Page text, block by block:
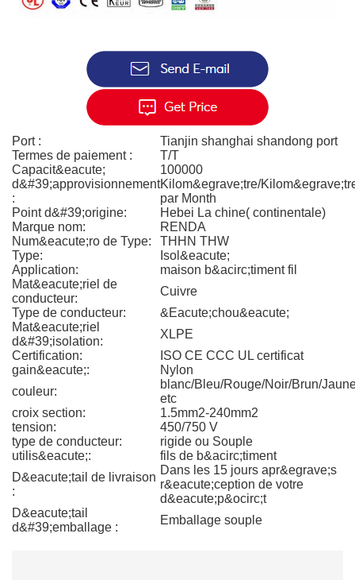
Port :
Tianjin shanghai shandong port
Termes de paiement :
T/T
Capacit&eacute;
d&#39;approvisionnement
:
100000
Kilom&egrave;tre/
par Month
Point d&#39;origine:
Hebei La chine( continentale)
Marque nom:
RENDA
Num&eacute;ro de Type:
THHN THW
Type:
Isol&eacute;
Application:
maison b&acirc;timent fil
Mat&eacute;riel de
conducteur:
Cuivre
Type de conducteur:
&Eacute;chou&eacute;
Mat&eacute;riel
d&#39;isolation:
XLPE
Certification:
ISO CE CCC UL certificat
gain&eacute;:
Nylon
couleur:
blanc/Bleu/Rouge/Noir/Brun/
etc
croix section:
1.5mm2-240mm2
tension:
450/750 V
type de conducteur:
rigide ou Souple
utilis&eacute;:
fils de b&acirc;timent
D&eacute;tail de livraison
:
Dans les 15 jours apr&egrave;s
r&eacute;ception de votre
d&eacute;p&ocirc;t
D&eacute;tail
d&#39;emballage :
Emballage souple